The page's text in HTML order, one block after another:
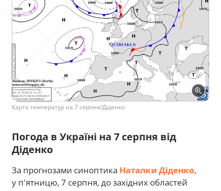
Карта температур на 7 серпня/Діденко
Погода в Україні на 7 серпня від
Діденко
За прогнозами синоптика Наталки Діденко,
у п'ятницю, 7 серпня, до західних областей